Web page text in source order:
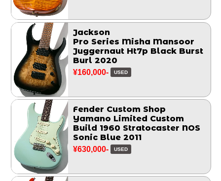
Jackson
Pro Series Misha Mansoor
Juggernaut Ht7p Black Burst
Burl 2020
¥160,000- USED
Fender Custom Shop
Yamano Limited Custom
Build 1960 Stratocaster NOS
Sonic Blue 2011
¥630,000- USED